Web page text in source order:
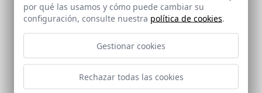
Ref: 8234_22
Arquitectos
Suma, arquitectos y planificadores urbanos
por qué las usamos y cómo puede cambiar su
configuración, consulte nuestra política de cookies.
Gestionar cookies
Rechazar todas las cookies